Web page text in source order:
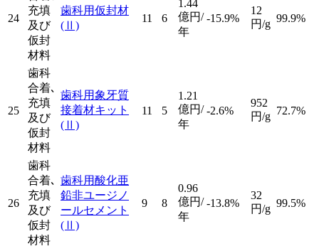
24
充填
及び
仮封
材料
歯科用仮封材
(Ⅱ)
11 6
1.44
億円/
年
-15.9%
12
円/g 99.9%
25
歯科
合着､
充填
及び
仮封
材料
歯科用象牙質
接着材キット
(Ⅱ)
11 5
1.21
億円/
年
-2.6%
952
円/g 72.7%
26
歯科
合着､
充填
及び
仮封
材料
歯科用酸化亜
鉛非ユージノ
ールセメント
(Ⅱ)
9 8
0.96
億円/
年
-13.8%
32
円/g 99.5%